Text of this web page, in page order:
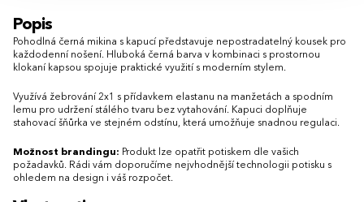
S
4XL
Popis
Pohodlná černá mikina s kapucí představuje nepostradatelný kousek pro
každodenní nošení. Hluboká černá barva v kombinaci s prostornou
klokaní kapsou spojuje praktické využití s moderním stylem.
Využívá žebrování 2x1 s přídavkem elastanu na manžetách a spodním
lemu pro udržení stálého tvaru bez vytahování. Kapuci doplňuje
stahovací šňůrka ve stejném odstínu, která umožňuje snadnou regulaci.
Možnost brandingu: Produkt lze opatřit potiskem dle vašich
požadavků. Rádi vám doporučíme nejvhodnější technologii potisku s
ohledem na design i váš rozpočet.